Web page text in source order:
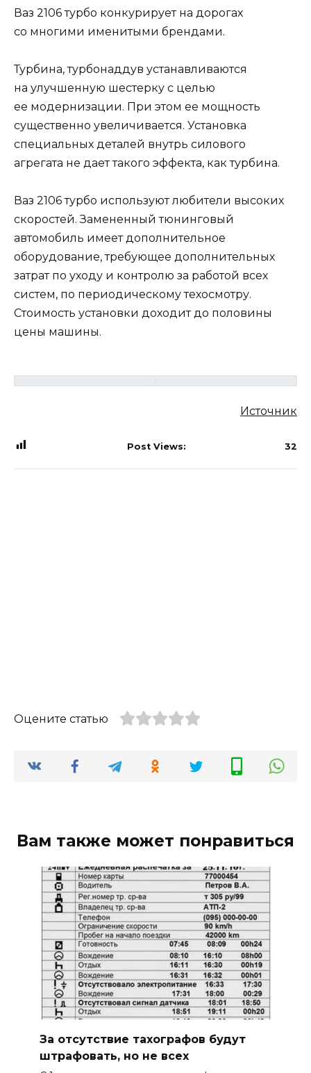
Ваз 2106 турбо конкурирует на дорогах
со многими именитыми брендами.
Турбина, турбонаддув устанавливаются
на улучшенную шестерку с целью
ее модернизации. При этом ее мощность
существенно увеличивается. Установка
специальных деталей внутрь силового
агрегата не дает такого эффекта, как турбина.
Ваз 2106 турбо используют любители высоких
скоростей. Замененный тюнинговый
автомобиль имеет дополнительное
оборудование, требующее дополнительных
затрат по уходу и контролю за работой всех
систем, по периодическому техосмотру.
Стоимость установки доходит до половины
цены машины.
Источник
Post Views: 32
Оцените статью
Вам также может понравиться
За отсутствие тахографов будут
штрафовать, но не всех